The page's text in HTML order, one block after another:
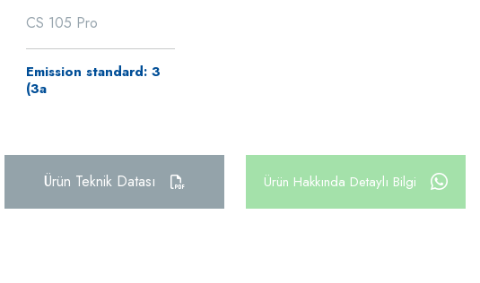
CS 105 Pro
Emission standard: 3
(3a
Ürün Teknik Datası Ürün Hakkında Detaylı Bilgi